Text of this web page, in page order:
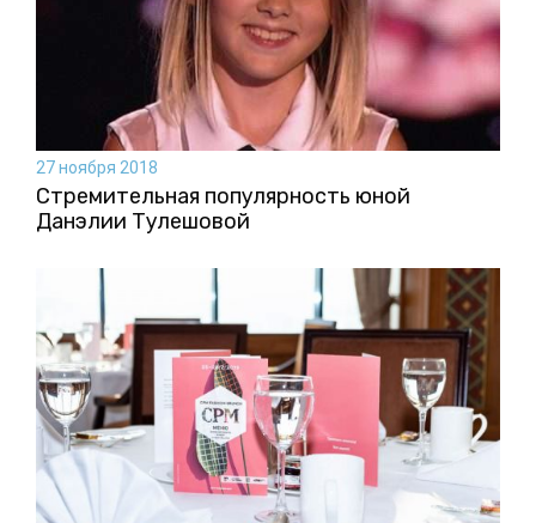
27 ноября 2018
Стремительная популярность юной
Данэлии Тулешовой